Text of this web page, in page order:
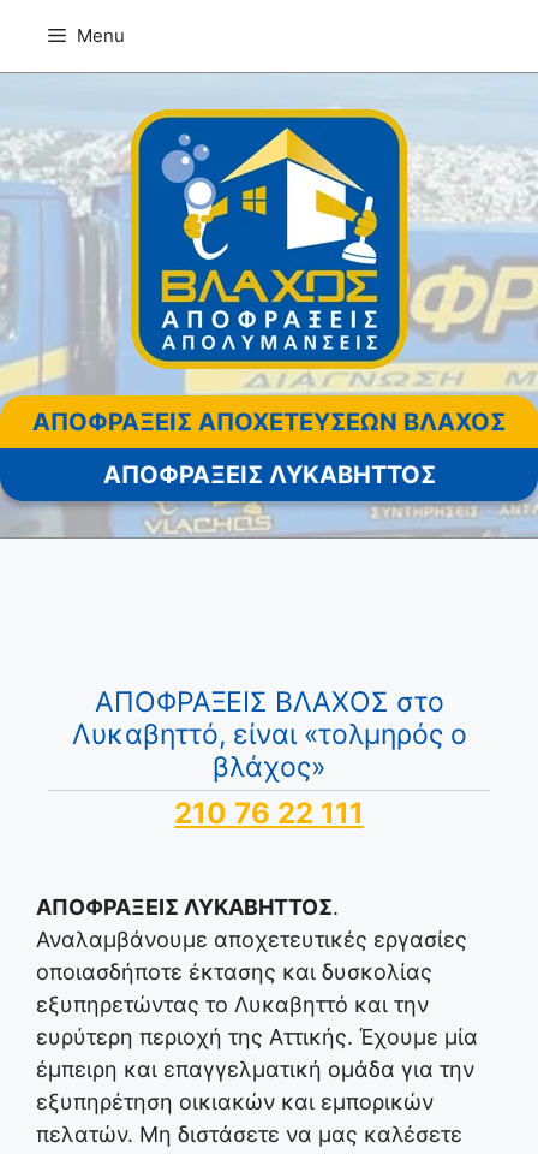
περιεχόμενο
Menu
ΑΠΟΦΡΑΞΕΙΣ ΑΠΟΧΕΤΕΥΣΕΩΝ ΒΛΑΧΟΣ
ΑΠΟΦΡΑΞΕΙΣ ΛΥΚΑΒΗΤΤΟΣ
ΑΠΟΦΡΑΞΕΙΣ ΒΛΑΧΟΣ στο
Λυκαβηττό, είναι «τολμηρός ο
βλάχος»
210 76 22 111
ΑΠΟΦΡΑΞΕΙΣ ΛΥΚΑΒΗΤΤΟΣ.
Αναλαμβάνουμε αποχετευτικές εργασίες
οποιασδήποτε έκτασης και δυσκολίας
εξυπηρετώντας το Λυκαβηττό και την
ευρύτερη περιοχή της Αττικής. Έχουμε μία
έμπειρη και επαγγελματική ομάδα για την
εξυπηρέτηση οικιακών και εμπορικών
πελατών. Μη διστάσετε να μας καλέσετε